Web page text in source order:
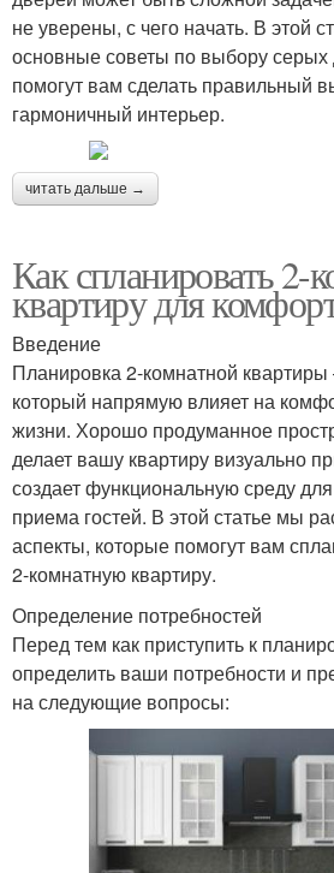
не уверены, с чего начать. В этой
основные советы по выбору серых
помогут вам сделать правильный
гармоничный интерьер.
читать дальше →
Как спланировать 2-
квартиру для
Введение
Планировка 2-комнатной
который напрямую влияет на
жизни. Хорошо продуманное
делает вашу квартиру визуально
создает функциональную среду
приема гостей. В этой статье мы
аспекты, которые помогут вам
2-комнатную квартиру.
Определение потребностей
Перед тем как приступить к
определить ваши потребности и
на следующие вопросы: